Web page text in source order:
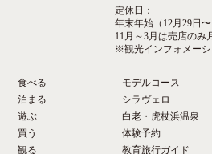
定休日：
年末年始（12月29日〜
11月～3月は売店のみ
※観光インフォメー
食べる
泊まる
遊ぶ
買う
観る
モデルコース
シラヴェロ
白老・虎杖浜温泉
体験予約
教育旅行ガイド